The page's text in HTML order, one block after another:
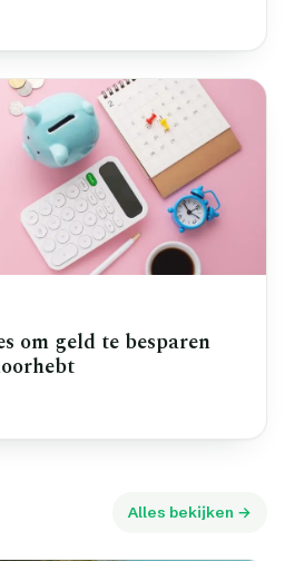
om geld te besparen
Alles bekijken →